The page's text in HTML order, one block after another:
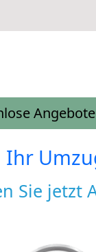
Ihr
Sie jetzt